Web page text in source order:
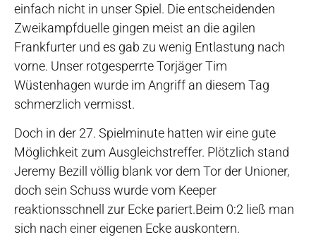
einfach nicht in unser Spiel. Die entscheidenden
Zweikampfduelle gingen meist an die agilen
Frankfurter und es gab zu wenig Entlastung nach
vorne. Unser rotgesperrte Torjäger Tim
Wüstenhagen wurde im Angriff an diesem Tag
schmerzlich vermisst.
Doch in der 27. Spielminute hatten wir eine gute
Möglichkeit zum Ausgleichstreffer. Plötzlich stand
Jeremy Bezill völlig blank vor dem Tor der Unioner,
doch sein Schuss wurde vom Keeper
reaktionsschnell zur Ecke pariert.Beim 0:2 ließ man
sich nach einer eigenen Ecke auskontern.